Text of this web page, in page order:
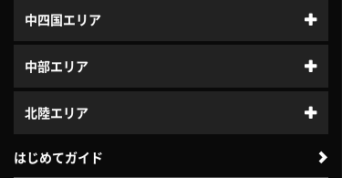
中四国エリア
中部エリア
北陸エリア
はじめてガイド